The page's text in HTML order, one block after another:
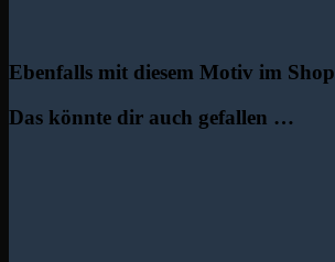
Ebenfalls mit diesem Motiv im Shop
Das könnte dir auch gefallen …